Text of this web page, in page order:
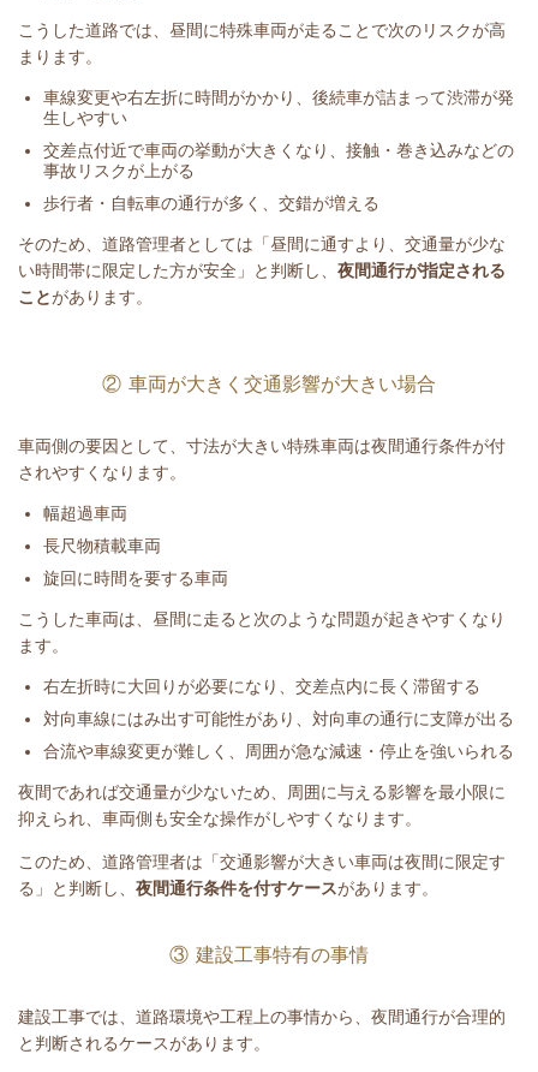
こうした道路では、昼間に特殊車両が走ることで次のリスクが高
まります。
車線変更や右左折に時間がかかり、後続車が詰まって渋滞が発
生しやすい
交差点付近で車両の挙動が大きくなり、接触・巻き込みなどの
事故リスクが上がる
歩行者・自転車の通行が多く、交錯が増える
そのため、道路管理者としては「昼間に通すより、交通量が少な
い時間帯に限定した方が安全」と判断し、 夜間通行が指定される
ことがあります。
② 車両が大きく交通影響が大きい場合
車両側の要因として、寸法が大きい特殊車両は夜間通行条件が付
されやすくなります。
幅超過車両
長尺物積載車両
旋回に時間を要する車両
こうした車両は、昼間に走ると次のような問題が起きやすくなり
ます。
右左折時に大回りが必要になり、交差点内に長く滞留する
対向車線にはみ出す可能性があり、対向車の通行に支障が出る
合流や車線変更が難しく、周囲が急な減速・停止を強いられる
夜間であれば交通量が少ないため、周囲に与える影響を最小限に
抑えられ、車両側も安全な操作がしやすくなります。
このため、道路管理者は「交通影響が大きい車両は夜間に限定す
る」と判断し、 夜間通行条件を付すケースがあります。
③ 建設工事特有の事情
建設工事では、道路環境や工程上の事情から、夜間通行が合理的
と判断されるケースがあります。